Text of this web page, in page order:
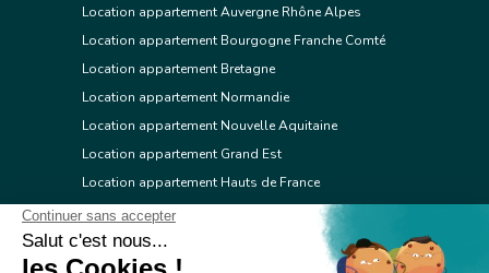
Location appartement Auvergne Rhône Alpes
Location appartement Bourgogne Franche Comté
Location appartement Bretagne
Location appartement Normandie
Location appartement Nouvelle Aquitaine
Location appartement Grand Est
Location appartement Hauts de France
Location appartement Ile de France
Location appartement Centre Val de Loire
Location appartement Occitanie